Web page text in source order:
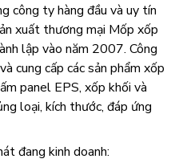
công ty hàng đầu và uy tín
xuất thương mại Mốp xốp
lập vào năm 2007. Công
cung cấp các sản phẩm xốp
panel EPS, xốp khối và
loại, kích thước, đáp ứng
đang kinh doanh: